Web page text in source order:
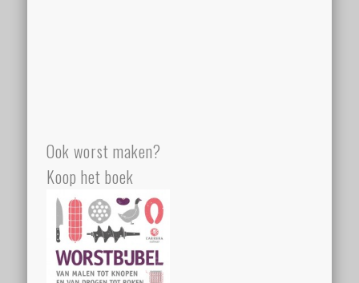
Ook worst maken?
Koop het boek